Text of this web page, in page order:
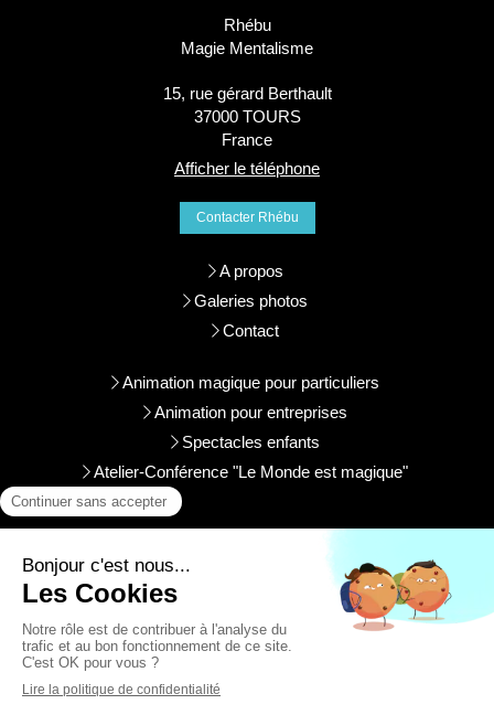
Rhébu
Magie Mentalisme
15, rue gérard Berthault
37000 TOURS
France
Afficher le téléphone
Contacter Rhébu
A propos
Galeries photos
Contact
Animation magique pour particuliers
Animation pour entreprises
Spectacles enfants
Atelier-Conférence "Le Monde est magique"
Mentions légales